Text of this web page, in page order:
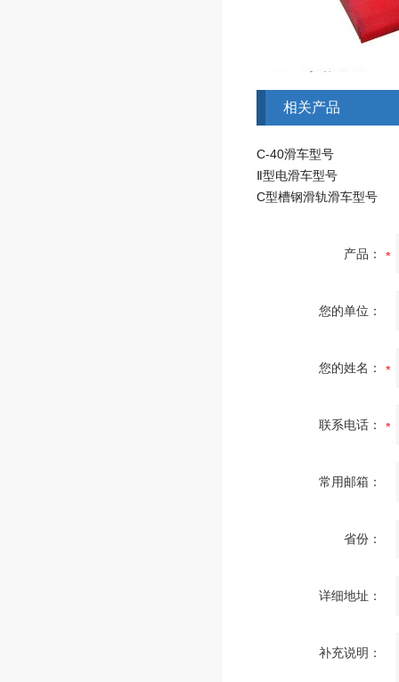
相关产品
C-40滑车型号
Ⅱ型电滑车型号
C型槽钢滑轨滑车型号
产品：
您的单位：
您的姓名：
联系电话：
常用邮箱：
省份：
详细地址：
补充说明：